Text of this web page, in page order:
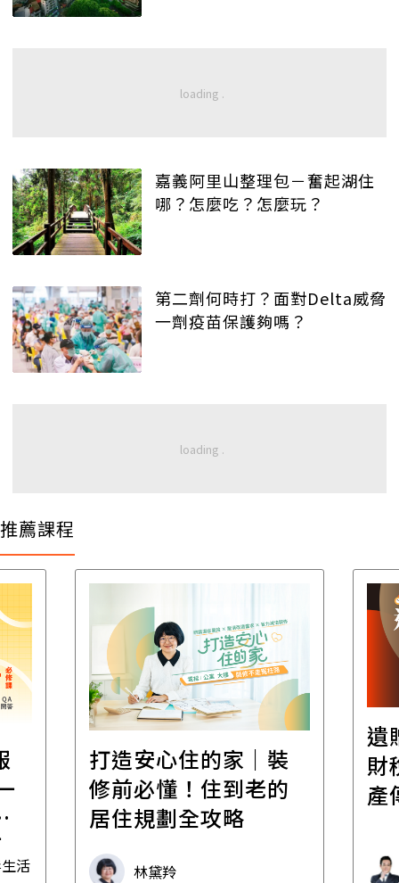
嘉義阿里山整理包－奮起湖住
哪？怎麼吃？怎麼玩？
第二劑何時打？面對Delta威脅
一劑疫苗保護夠嗎？
推薦課程
活
打造安心住的家｜裝
修前必懂！住到老的
居住規劃全攻略
林黛羚
遺
財
產